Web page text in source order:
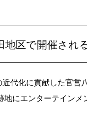
区で開催され
代化に貢献した官営
にエンターテイン